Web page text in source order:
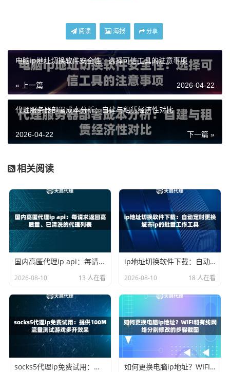
果手机，都能轻松配置。
获取天启代理IP的连接信息
你需要拥有天启代理的IP授权信息。天启代理支持两种主要
的授权方式，都非常方便手机端使用：
终端IP授权：将你手机当前的公网IP地址添加到天启代
理的白名单中。这种方式最简单，配置时无需输入用户
名和密码。
验证。这种方式更灵活，即使你的手机IP经常变化，也
获取到授权信息和代理服务器地址（通常是IP和端口号）
后，就可以开始在手机上设置了。
安卓手机代理IP设置详细步骤
步骤一：进入Wi-Fi设置
打开“设置” -> “WLAN”，找到你当前已连接的Wi-Fi网络，点
击它或者长按，选择“修改网络”。
步骤二：高级选项
在网络配置界面，勾选“显示高级选项”或类似按钮，将“IP设
阅读 海报 分享
电脑ip地址切换软件安全性：选择可信工具的注意事项
« 上一篇 2026-04-22
代理服务器部署成本分析：自建与租赁经济性对比
下一篇 »
2026-04-22
相关阅读
国内高匿代理ip api：每请求返回高质量、已清洗的代理列表
2026-08-10 13 人在看
ip地址切换软件下载：自动定时更换城市ip的批量工作工具
2026-08-10 18 人在看
socks5代理ip免费试用：提供100M流量测试游戏多开效果 如何更换电脑ip地址？WIFI和有线网络分别修改的步骤截图